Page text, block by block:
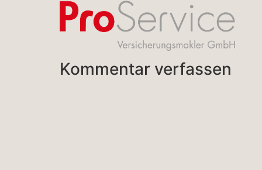
Kommentar verfassen